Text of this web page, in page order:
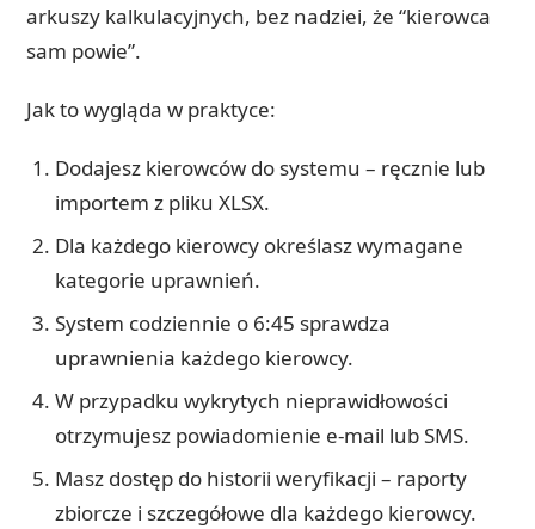
arkuszy kalkulacyjnych, bez nadziei, że “kierowca
sam powie”.
Jak to wygląda w praktyce:
Dodajesz kierowców do systemu – ręcznie lub
importem z pliku XLSX.
Dla każdego kierowcy określasz wymagane
kategorie uprawnień.
System codziennie o 6:45 sprawdza
uprawnienia każdego kierowcy.
W przypadku wykrytych nieprawidłowości
otrzymujesz powiadomienie e-mail lub SMS.
Masz dostęp do historii weryfikacji – raporty
zbiorcze i szczegółowe dla każdego kierowcy.